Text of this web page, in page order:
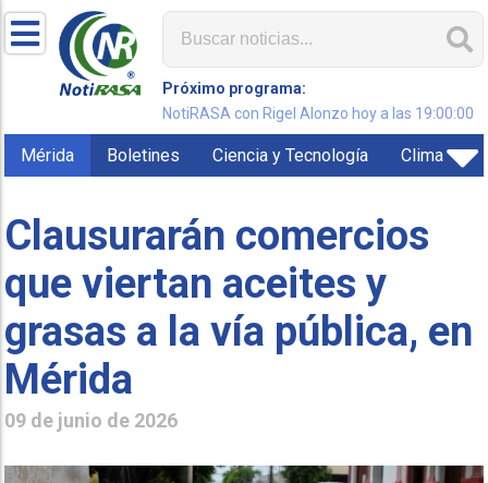
Próximo programa:
NotiRASA con Rigel Alonzo hoy a las 19:00:00
Mérida Boletines Ciencia y Tecnología Clima
Clausurarán comercios
que viertan aceites y
grasas a la vía pública, en
Mérida
09 de junio de 2026